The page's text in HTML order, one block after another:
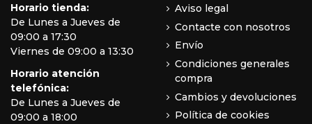
Horario tienda:
De Lunes a Jueves de
09:00 a 17:30
Viernes de 09:00 a 13:30
Horario atención
telefónica:
De Lunes a Jueves de
09:00 a 18:00
Aviso legal
Contacte con nosotros
Envío
Condiciones generales
compra
Cambios y devoluciones
Política de cookies